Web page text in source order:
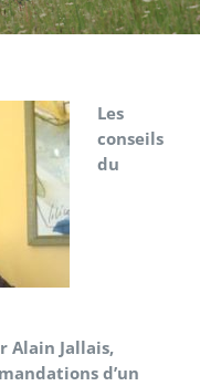
Les
conseils
du
Alain Jallais,
d’un